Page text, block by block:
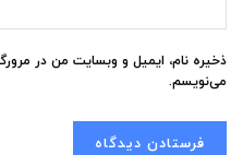
ذخیره نام، ایمیل و وبسایت من در
می‌نویسم.